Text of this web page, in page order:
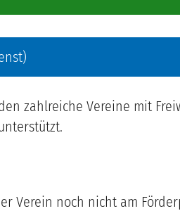
zahlreiche Vereine mit
Verein noch nicht am